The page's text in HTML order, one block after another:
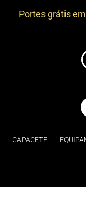
Portes grátis
CAPACETE